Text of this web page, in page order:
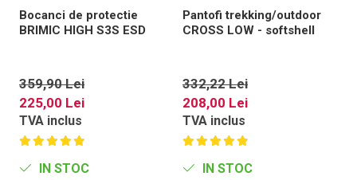
Bocanci de protectie
BRIMIC HIGH S3S ESD
359,90 Lei
225,00 Lei
TVA inclus
IN STOC
Pantofi trekking/outdoor
CROSS LOW - softshell
332,22 Lei
208,00 Lei
TVA inclus
IN STOC